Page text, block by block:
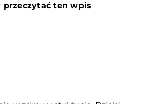
przeczytać ten wpis